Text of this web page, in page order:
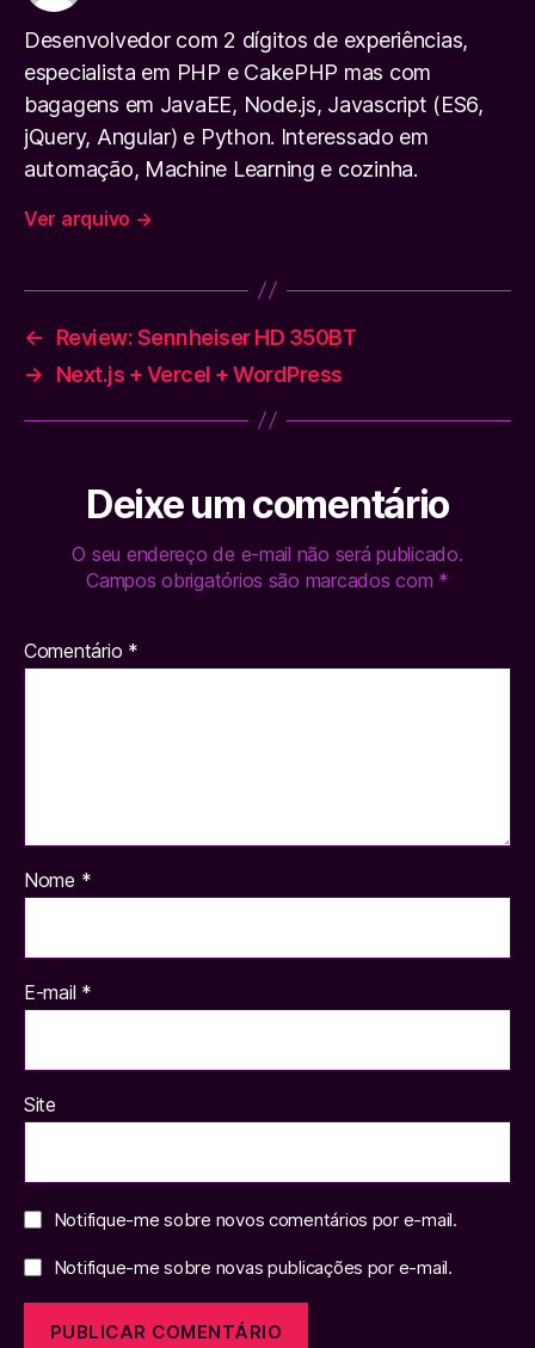
Desenvolvedor com 2 dígitos de experiências,
especialista em PHP e CakePHP mas com
bagagens em JavaEE, Node.js, Javascript (ES6,
jQuery, Angular) e Python. Interessado em
automação, Machine Learning e cozinha.
Ver arquivo →
←
Review: Sennheiser HD 350BT
→
Next.js + Vercel + WordPress
Deixe um comentário
O seu endereço de e-mail não será publicado.
Campos obrigatórios são marcados com *
Comentário *
Nome *
E-mail *
Site
Notifique-me sobre novos comentários por e-mail.
Notifique-me sobre novas publicações por e-mail.